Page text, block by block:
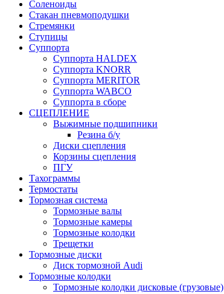
Соленоиды
Стакан пневмоподушки
Стремянки
Ступицы
Суппорта
Суппорта HALDEX
Суппорта KNORR
Суппорта MERITOR
Суппорта WABCO
Суппорта в сборе
СЦЕПЛЕНИЕ
Выжимные подшипники
Резина б/у
Диски сцепления
Корзины сцепления
ПГУ
Тахограммы
Термостаты
Тормозная система
Тормозные валы
Тормозные камеры
Тормозные колодки
Трещетки
Тормозные диски
Диск тормозной Audi
Тормозные колодки
Тормозные колодки дисковые (грузовые)